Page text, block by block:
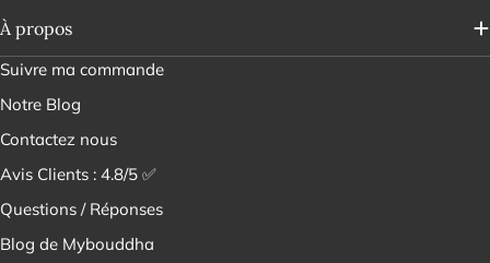
À propos
Suivre ma commande
Notre Blog
Contactez nous
Avis Clients : 4.8/5 ✅
Questions / Réponses
Blog de Mybouddha